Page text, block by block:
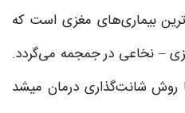
بیماری‌های مغزی است که
– نخاعی در جمجمه می‌گردد.
روش شانت‌گذاری درمان میشد